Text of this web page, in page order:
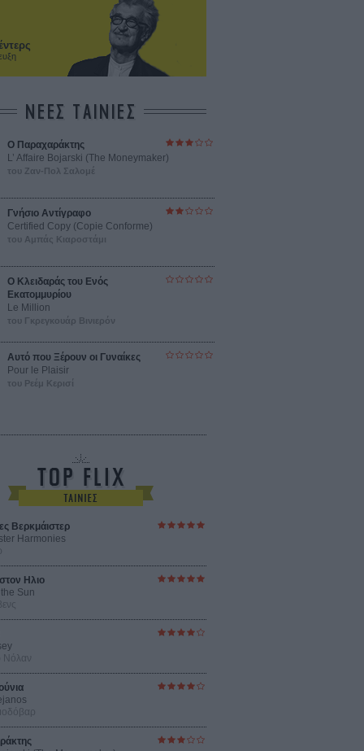
ΝΕΕΣ ΤΑΙΝΙΕΣ
Ο Παραχαράκτης
L’ Affaire Bojarski (The Moneymaker)
του Ζαν-Πολ Σαλομέ
Γνήσιο Αντίγραφο
Certified Copy (Copie Conforme)
του Αμπάς Κιαροστάμι
Ο Κλειδαράς του Ενός
Εκατομμυρίου
Le Million
του Γκρεγκουάρ Βινιερόν
Αυτό που Ξέρουν οι Γυναίκες
Pour le Plaisir
του Ρεέμ Κερισί
Βερκμάιστερ
Harmonies
Ηλιο
Sun